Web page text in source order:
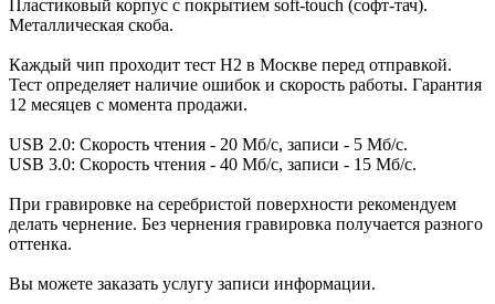
Пластиковый корпус с покрытием soft-touch (софт-тач).
Металлическая скоба.
Каждый чип проходит тест H2 в Москве перед отправкой.
Тест определяет наличие ошибок и скорость работы. Гарантия
12 месяцев с момента продажи.
USB 2.0: Скорость чтения - 20 Мб/с, записи - 5 Мб/с.
USB 3.0: Скорость чтения - 40 Мб/с, записи - 15 Мб/с.
При гравировке на серебристой поверхности рекомендуем
делать чернение. Без чернения гравировка получается разного
оттенка.
Вы можете заказать услугу записи информации.